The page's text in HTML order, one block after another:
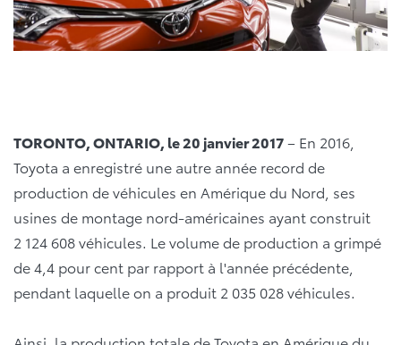
TORONTO, ONTARIO, le 20 janvier 2017– En 2016,
Toyota a enregistré une autre année record de
production de véhicules en Amérique du Nord, ses
usines de montage nord-américaines ayant construit
2 124 608 véhicules. Le volume de production a grimpé
de 4,4 pour cent par rapport à l'année précédente,
pendant laquelle on a produit 2 035 028 véhicules.